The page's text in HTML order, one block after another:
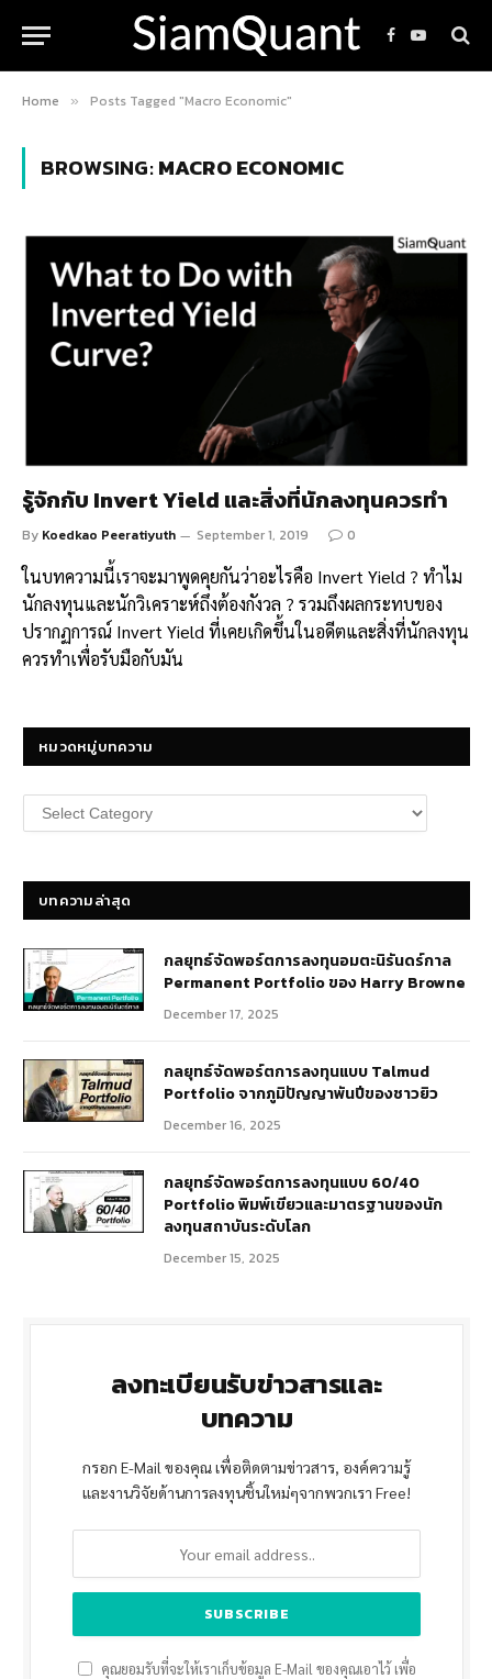
Facebook
YouTube
Home » Posts Tagged "Macro Economic"
BROWSING:MACRO ECONOMIC
รู้จักกับ Invert Yield และสิ่งที่นักลงทุนควรทำ
By Koedkao Peeratiyuth September 1, 2019 0
ในบทความนี้เราจะมาพูดคุยกันว่าอะไรคือ Invert Yield ? ทำไม
นักลงทุนและนักวิเคราะห์ถึงต้องกังวล ? รวมถึงผลกระทบของ
ปรากฏการณ์ Invert Yield ที่เคยเกิดขึ้นในอดีตและสิ่งที่นักลงทุน
ควรทำเพื่อรับมือกับมัน
หมวดหมู่บทความ
หมวด
หมู่
บทความล่าสุด
กลยุทธ์​จัดพอร์ตการลงทุนอมตะนิรันดร์กาล
Permanent Portfolio ของ Harry Browne
December 17, 2025
กลยุทธ์จัดพอร์ตการลงทุนแบบ Talmud
Portfolio จากภูมิปัญญาพันปีของชาวยิว
December 16, 2025
กลยุทธ์จัดพอร์ตการลงทุนแบบ 60/40
Portfolio พิมพ์เขียวและมาตรฐานของนัก
ลงทุนสถาบันระดับโลก
December 15, 2025
ลงทะเบียนรับข่าวสารและ
บทความ
กรอก E-Mail ของคุณ เพื่อติดตามข่าวสาร, องค์ความรู้
และงานวิจัยด้านการลงทุนชิ้นใหม่ๆจากพวกเรา Free!
คุณยอมรับที่จะให้เราเก็บข้อมูล E-Mail ของคุณเอาไว้ เพื่อ